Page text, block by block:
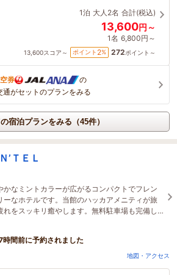
1泊 大人2名 合計(税込)
13,600円～
1名 6,800円～
13,600スコア～ ポイント 2% 272ポイント～
券
の
通がセットのプランをみる
宿泊プランをみる（45件）
’ＴＥＬ
かなミントカラーが広がるコンパクトでフレン
ーなホテルです。当館のハッカアメニティが旅
れをスッキリ癒やします。無料駐車場も完備し
り、お車でのビジネスや観光の拠点にぴったり
時間前に予約されました
地図・アクセス